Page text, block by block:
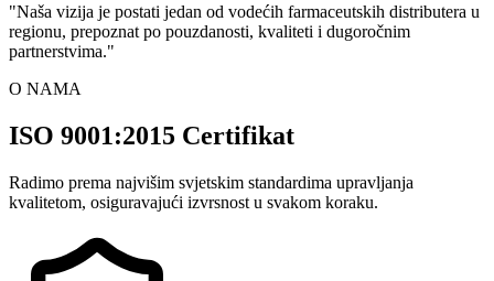
"Naša vizija je postati jedan od vodećih farmaceutskih distributera u
regionu, prepoznat po pouzdanosti, kvaliteti i dugoročnim
partnerstvima."
O NAMA
ISO 9001:2015 Certifikat
Radimo prema najvišim svjetskim standardima upravljanja
kvalitetom, osiguravajući izvrsnost u svakom koraku.